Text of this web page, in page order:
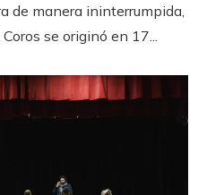
de manera ininterrumpida,
se originó en 17...